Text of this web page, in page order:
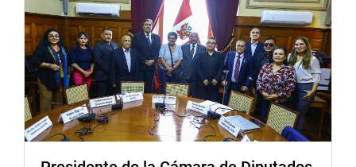
En esa línea, la moción alega que la criminalidad le
cuesta al Perú más de 20 mil millones de soles al año, lo
que equivale aproximadamente al 1,7% del Producto
Bruto Interno (PBI).
Posteriormente, ingresó la Moción de Orden del Día
19771, la tercera presentada en las últimas horas, que
cuenta con 28 firmas de congresistas de los grupos